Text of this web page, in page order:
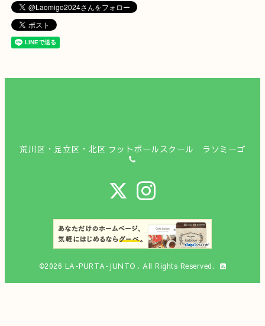
荒川区・足立区・北区 フットボールスクール ラソミーゴ
©2026 LA-PURTA-JUNTO. All Rights Reserved.